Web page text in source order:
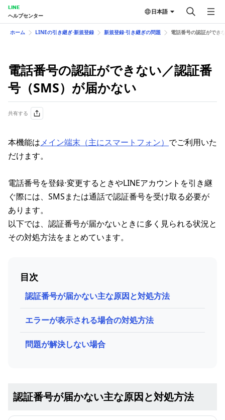
LINE
ヘルプセンター
日本語
ホーム LINEの引き継ぎ⋅新規登録 新規登録⋅引き継ぎの問題 電話番号の認証ができ
電話番号の認証ができない／認証番
号（SMS）が届かない
共有する
本機能はメイン端末（主にスマートフォン） でご利用いた
だけます。
電話番号を登録⋅変更するときやLINEアカウントを引き継
ぐ際には、SMSまたは通話で認証番号を受け取る必要が
あります。
以下では、認証番号が届かないときに多く見られる状況と
その対処方法をまとめています。
目次
認証番号が届かない主な原因と対処方法
エラーが表示される場合の対処方法
問題が解決しない場合
認証番号が届かない主な原因と対処方法